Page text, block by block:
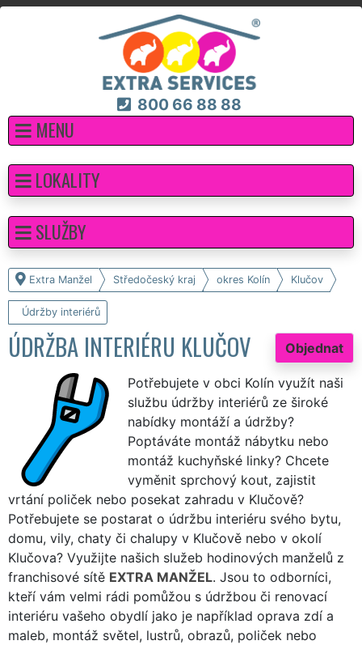
800 66 88 88
MENU
Extra Manžel Středočeský kraj okres Kolín Klučov
Údržby interiérů
Objednat
ÚDRŽBA INTERIÉRU KLUČOV
Potřebujete v obci Kolín využít naši
službu údržby interiérů ze široké
nabídky montáží a údržby?
Poptáváte montáž nábytku nebo
montáž kuchyňské linky? Chcete
vyměnit sprchový kout, zajistit
vrtání poliček nebo posekat zahradu v Klučově?
Potřebujete se postarat o údržbu interiéru svého bytu,
domu, vily, chaty či chalupy v Klučově nebo v okolí
Klučova? Využijte našich služeb hodinových manželů z
franchisové sítě EXTRA MANŽEL. Jsou to odborníci,
kteří vám velmi rádi pomůžou s údržbou či renovací
interiéru vašeho obydlí jako je například oprava zdí a
maleb, montáž světel, lustrů, obrazů, poliček nebo
LOKALITY
SLUŽBY